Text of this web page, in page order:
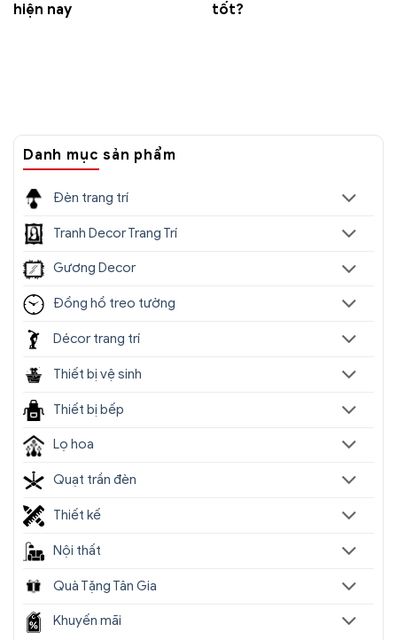
hiện nay
tốt?
Danh mục sản phẩm
Đèn trang trí
Tranh Decor Trang Trí
Gương Decor
Đồng hồ treo tường
Décor trang trí
Thiết bị vệ sinh
Thiết bị bếp
Lọ hoa
Quạt trần đèn
Thiết kế
Nội thất
Quà Tặng Tân Gia
Khuyến mãi